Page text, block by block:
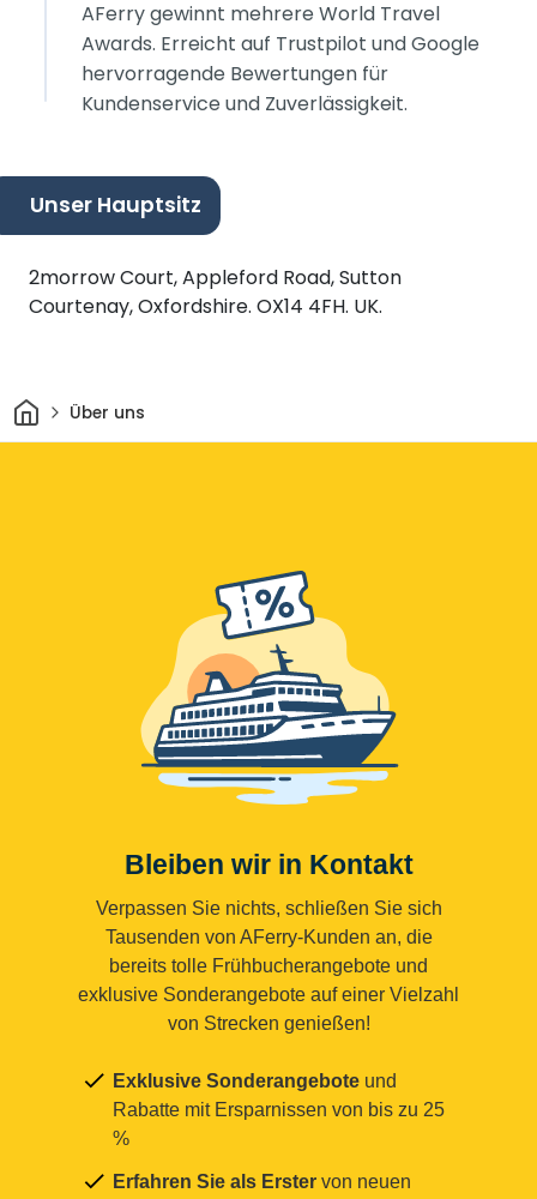
AFerry gewinnt mehrere World Travel
Awards. Erreicht auf Trustpilot und Google
hervorragende Bewertungen für
Kundenservice und Zuverlässigkeit.
Unser Hauptsitz
2morrow Court, Appleford Road, Sutton
Courtenay, Oxfordshire. OX14 4FH. UK.
HeimÜber uns
Bleiben wir in Kontakt
Verpassen Sie nichts, schließen Sie sich
Tausenden von AFerry-Kunden an, die
bereits tolle Frühbucherangebote und
exklusive Sonderangebote auf einer Vielzahl
von Strecken genießen!
Exklusive Sonderangebote und
Rabatte mit Ersparnissen von bis zu 25
%
Erfahren Sie als Erster von neuen